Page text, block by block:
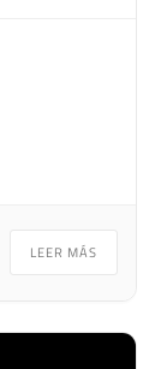
una
LEER MÁS